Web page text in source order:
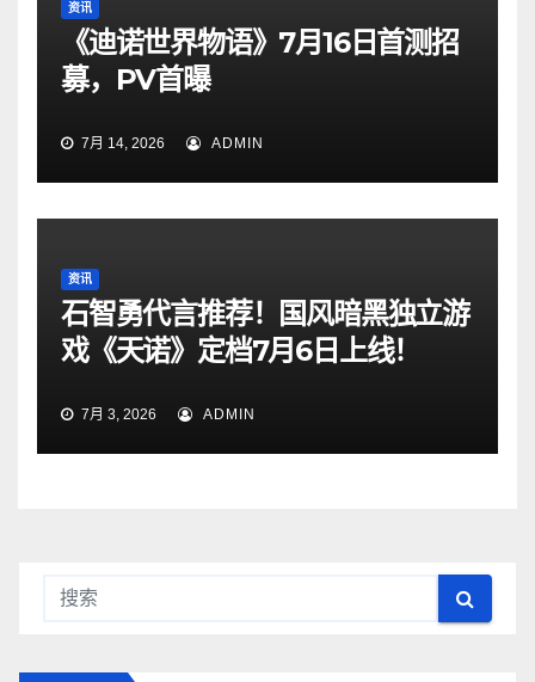
资讯
《迪诺世界物语》7月16日首测招
募，PV首曝
7月 14, 2026 ADMIN
资讯
石智勇代言推荐！国风暗黑独立游
戏《天诺》定档7月6日上线！
7月 3, 2026 ADMIN